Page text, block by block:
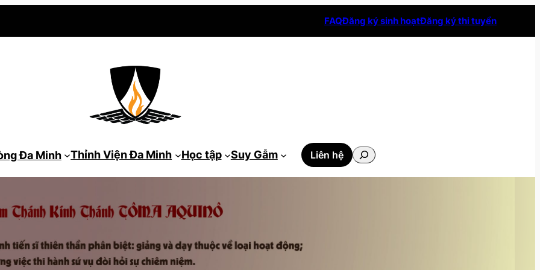
FAQĐăng ký sinh hoạtĐăng ký thi tuyển
Đa Minh Thỉnh Viện Đa Minh Học tập Suy Gẫm Liên hệ
Tìm
kiếm